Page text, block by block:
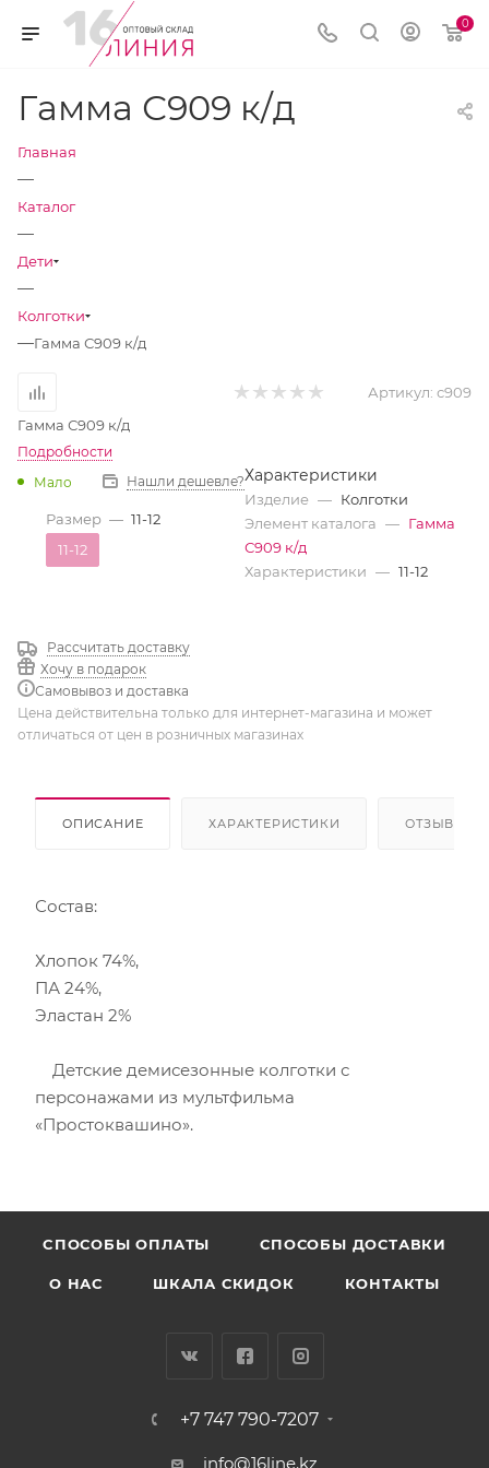
0
Гамма С909 к/д
Главная
—
Каталог
—
Дети
—
Колготки
—Гамма С909 к/д
Артикул: с909
Гамма С909 к/д
Подробности
Мало
Нашли дешевле?
Размер — 11-12
11-12
Рассчитать доставку
Хочу в подарок
Самовывоз и доставка
Характеристики
Изделие — Колготки
Элемент каталога — Гамма
С909 к/д
Характеристики — 11-12
Цена действительна только для интернет-магазина и может
отличаться от цен в розничных магазинах
ОПИСАНИЕ ХАРАКТЕРИСТИКИ ОТЗЫВЫ
Состав:
Хлопок 74%,
ПА 24%,
Эластан 2%
Детские демисезонные колготки с
персонажами из мультфильма
«Простоквашино».
CПОСОБЫ ОПЛАТЫ СПОСОБЫ ДОСТАВКИ
О НАС ШКАЛА СКИДОК КОНТАКТЫ
+7 747 790-7207
info@16line.kz